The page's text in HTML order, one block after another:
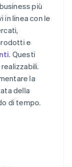
più
in linea con le
e
. Questi
la
della
di tempo.